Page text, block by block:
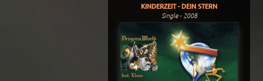
KINDERZEIT - DEIN STERN
Single - 2008